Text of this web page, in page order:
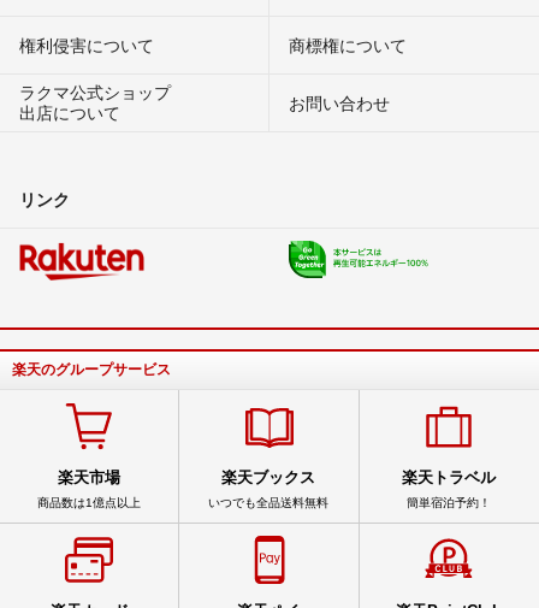
権利侵害について
商標権について
ラクマ公式ショップ
出店について
お問い合わせ
リンク
楽天のグループサービス
楽天市場
商品数は1億点以上
楽天ブックス
いつでも全品送料無料
楽天トラベル
簡単宿泊予約！